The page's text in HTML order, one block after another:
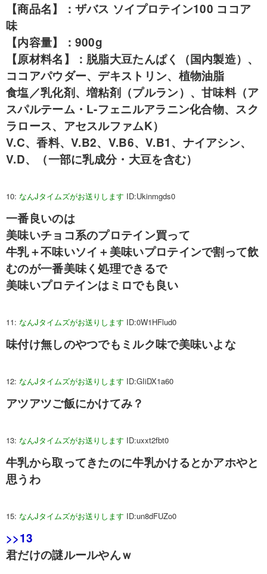
【商品名】：ザバス ソイプロテイン100 ココア
味
【内容量】：900g
【原材料名】：脱脂大豆たんぱく（国内製造）、
ココアパウダー、デキストリン、植物油脂
食塩／乳化剤、増粘剤（プルラン）、甘味料（ア
スパルテーム・L-フェニルアラニン化合物、スク
ラロース、アセスルファムK）
V.C、香料、V.B2、V.B6、V.B1、ナイアシン、
V.D、（一部に乳成分・大豆を含む）
10: なんJタイムズがお送りします ID:Ukinmgds0
一番良いのは
美味いチョコ系のプロテイン買って
牛乳＋不味いソイ＋美味いプロテインで割って飲
むのが一番美味く処理できるで
美味いプロテインはミロでも良い
11: なんJタイムズがお送りします ID:0W1HFlud0
味付け無しのやつでもミルク味で美味いよな
12: なんJタイムズがお送りします ID:GIiDX1a60
アツアツご飯にかけてみ？
13: なんJタイムズがお送りします ID:uxxt2fbt0
牛乳から取ってきたのに牛乳かけるとかアホやと
思うわ
15: なんJタイムズがお送りします ID:un8dFUZo0
>>13
君だけの謎ルールやんｗ